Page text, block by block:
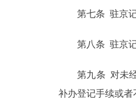
第七条 驻京记
第八条 驻京记
第九条 对未经
补办登记手续或